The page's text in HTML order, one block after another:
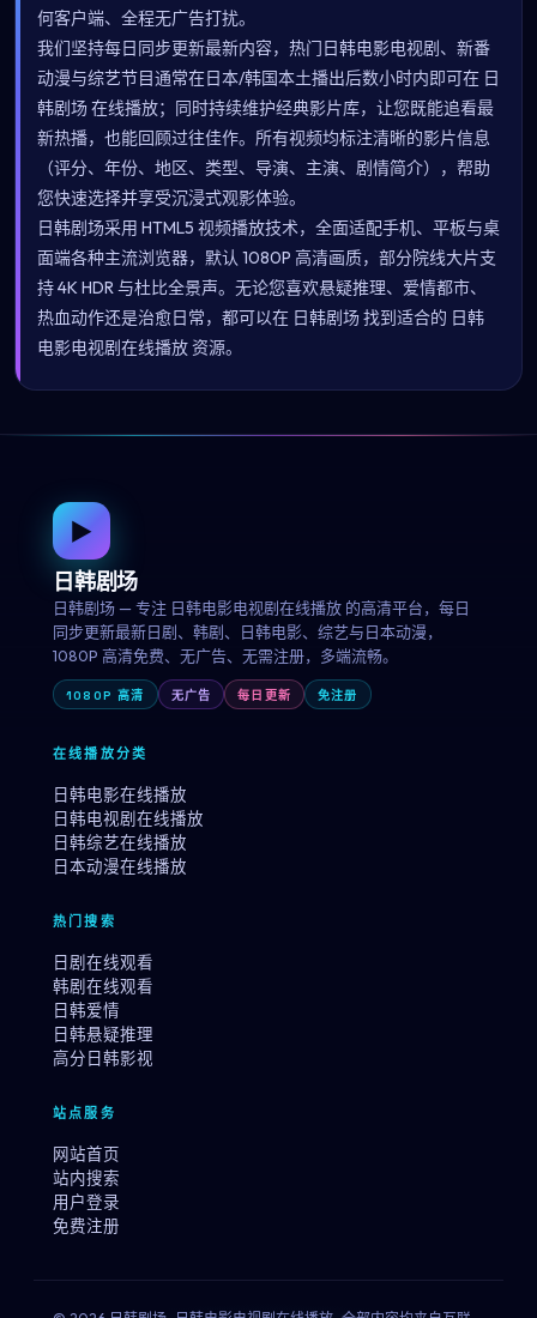
何客户端、全程无广告打扰。
我们坚持每日同步更新最新内容，热门日韩电影电视剧、新番
动漫与综艺节目通常在日本/韩国本土播出后数小时内即可在 日
韩剧场 在线播放；同时持续维护经典影片库，让您既能追看最
新热播，也能回顾过往佳作。所有视频均标注清晰的影片信息
（评分、年份、地区、类型、导演、主演、剧情简介），帮助
您快速选择并享受沉浸式观影体验。
日韩剧场采用 HTML5 视频播放技术，全面适配手机、平板与桌
面端各种主流浏览器，默认 1080P 高清画质，部分院线大片支
持 4K HDR 与杜比全景声。无论您喜欢悬疑推理、爱情都市、
热血动作还是治愈日常，都可以在 日韩剧场 找到适合的 日韩
电影电视剧在线播放 资源。
▶
日韩剧场
日韩剧场 — 专注 日韩电影电视剧在线播放 的高清平台，每日
同步更新最新日剧、韩剧、日韩电影、综艺与日本动漫，
1080P 高清免费、无广告、无需注册，多端流畅。
1080P 高清 无广告 每日更新 免注册
在线播放分类
日韩电影在线播放
日韩电视剧在线播放
日韩综艺在线播放
日本动漫在线播放
热门搜索
日剧在线观看
韩剧在线观看
日韩爱情
日韩悬疑推理
高分日韩影视
站点服务
网站首页
站内搜索
用户登录
免费注册